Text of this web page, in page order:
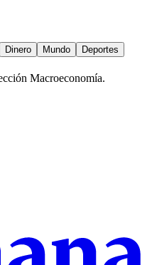
Dinero Mundo
Deportes
Macroeconomía.